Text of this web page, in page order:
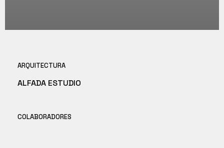
ARQUITECTURA
ALFADA ESTUDIO
COLABORADORES